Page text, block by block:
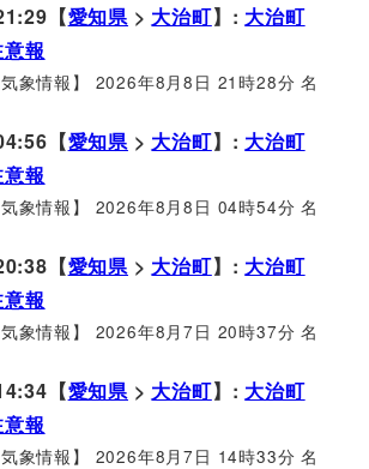
【愛知県 > 大治町】: 大治町
報
象情報】 2026年8月8日 21時28分 名
【愛知県 > 大治町】: 大治町
報
象情報】 2026年8月8日 04時54分 名
【愛知県 > 大治町】: 大治町
報
象情報】 2026年8月7日 20時37分 名
【愛知県 > 大治町】: 大治町
報
象情報】 2026年8月7日 14時33分 名